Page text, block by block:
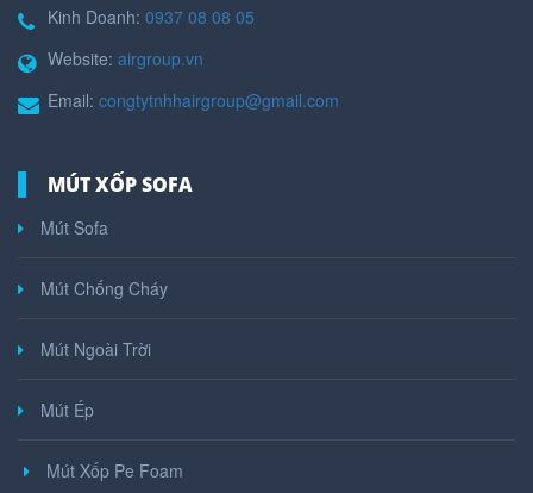
Kinh Doanh: 0937 08 08 05
Website: airgroup.vn
Email: congtytnhhairgroup@gmail.com
MÚT XỐP SOFA
Mút Sofa
Mút Chống Cháy
Mút Ngoài Trời
Mút Ép
Mút Xốp Pe Foam